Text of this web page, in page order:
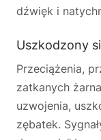
dźwięk i
Uszkodzony
Przeciążenia,
zatkanych
uzwojenia,
zębatek.